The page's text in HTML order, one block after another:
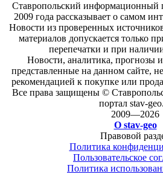
Ставропольский информационный
2009 года рассказывает о самом
Новости из проверенных
материалов допускается только
перепечатки и при
Новости, аналитика, прогнозы
представленные на данном сайте,
рекомендацией к покупке или
Все права защищены ©
портал stav-
2009—2026
О stav-geo
Правовой
Политика
Пользовательское
Политика